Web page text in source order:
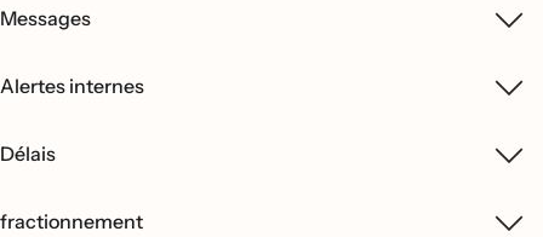
Messages
Alertes internes
Délais
fractionnement